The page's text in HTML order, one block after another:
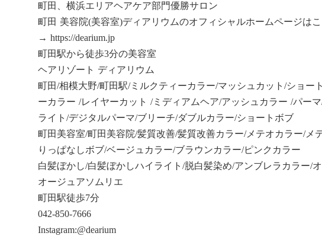
町田、横浜エリアヘアケア部門優勝サロン
町田 美容院(美容室)ディアリウムのオフィシャルホームページは
→ https://dearium.jp
町田駅から徒歩3分の美容室
ヘアリゾート ディアリウム
町田/相模大野/町田駅/ミルクティーカラー/マッシュカット/ショー
ーカラー /レイヤーカット /ミディアムヘア/アッシュカラー /パー
ライト/デジタルパーマ/ブリーチ/ダブルカラー/ショートボブ
町田美容室/町田美容院/髪質改善/髪質改善カラー/メテオカラー/メ
りっぱなしボブ/ベージュカラー/ブラウンカラー/ピンクカラー
白髪ぼかし/白髪ぼかしハイライト/脱白髪染め/アンブレラカラー/
オージュアソムリエ
町田駅徒歩7分
042-850-7666
Instagram:@dearium